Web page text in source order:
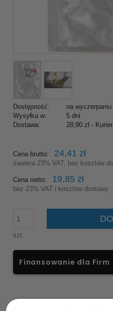
Dostępność:
na wyczerpaniu
Wysyłka w:
5 dni
Dostawa:
28,90 zł -
Cena nie zawiera
Cena brutto: 24,41 zł
zawiera 23% VAT, bez kosztów
Cena netto: 19,85 zł
bez 23% VAT i kosztów dostawy
szt.
Finansowanie dla Firm